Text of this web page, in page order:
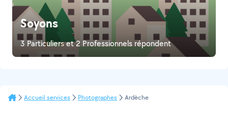
Soyons
3 Particuliers et 2 Professionnels répondent
Accueil services Photographes Ardèche